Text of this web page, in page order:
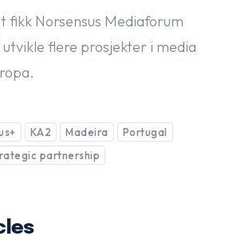
fikk Norsensus Mediaforum
flere prosjekter i media
KA2 Madeira
Portugal
partnership